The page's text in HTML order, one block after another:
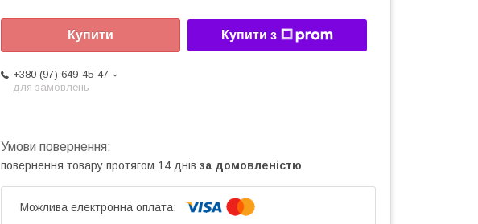
Купити Купити з
+380 (97) 649-45-47
для замовлень
повернення товару протягом 14 днів за домовленістю